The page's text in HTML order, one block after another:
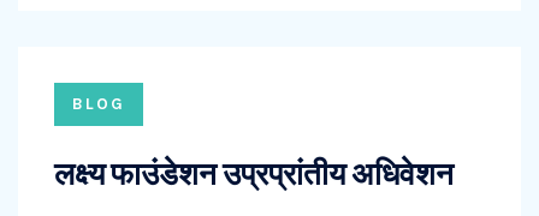
BLOG
लक्ष्य फाउंडेशन उप्रप्रांतीय अधिवेशन